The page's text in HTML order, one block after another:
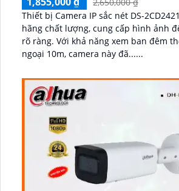
2,650,000 ₫
Thiết bị Camera IP sắc nét DS-
hãng chất lượng, cung cấp hình ảnh
rõ ràng. Với khả năng xem ban đêm thông qua hồng
ngoại 10m, camera này đã......